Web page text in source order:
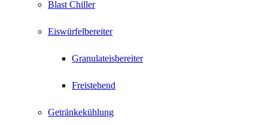
Blast Chiller
Eiswürfelbereiter
Granulateisbereiter
Freistehend
Getränkekühlung